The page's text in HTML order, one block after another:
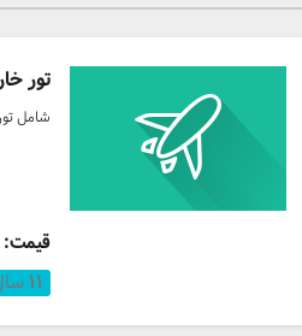
تور
شامل
قیمت: ۲۶۵ تومان
۱۱